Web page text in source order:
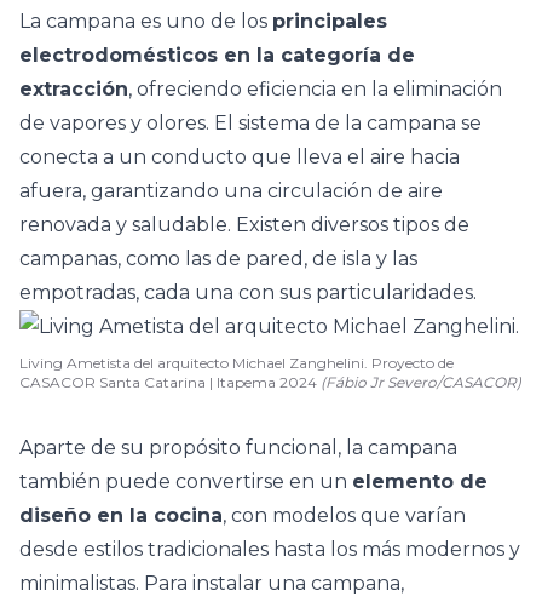
La campana es uno de los principales
electrodomésticos en la categoría de
extracción, ofreciendo eficiencia en la eliminación
de vapores y olores. El sistema de la campana se
conecta a un conducto que lleva el aire hacia
afuera, garantizando una circulación de aire
renovada y saludable. Existen diversos tipos de
campanas, como las de pared, de isla y las
empotradas, cada una con sus particularidades.
Living Ametista del arquitecto Michael Zanghelini. Proyecto de
CASACOR Santa Catarina | Itapema 2024 (Fábio Jr Severo/CASACOR)
Aparte de su propósito funcional, la campana
también puede convertirse en un elemento de
diseño en la cocina, con modelos que varían
desde estilos tradicionales hasta los más modernos y
minimalistas. Para instalar una campana,